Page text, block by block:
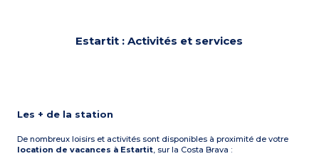
Estartit : Activités et services
Les + de la station
De nombreux loisirs et activités sont disponibles à proximité de votre
location de vacances à Estartit, sur la Costa Brava :